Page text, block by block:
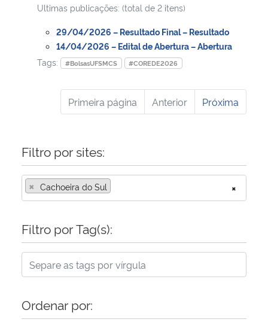
Ultimas publicações: (total de 2 itens)
29/04/2026 – Resultado Final – Resultado
14/04/2026 – Edital de Abertura – Abertura
Tags:
#BolsasUFSMCS #COREDE2026
Primeira página Anterior Próxima
Filtro por sites:
×
× Cachoeira do Sul
Filtro por Tag(s):
Ordenar por: